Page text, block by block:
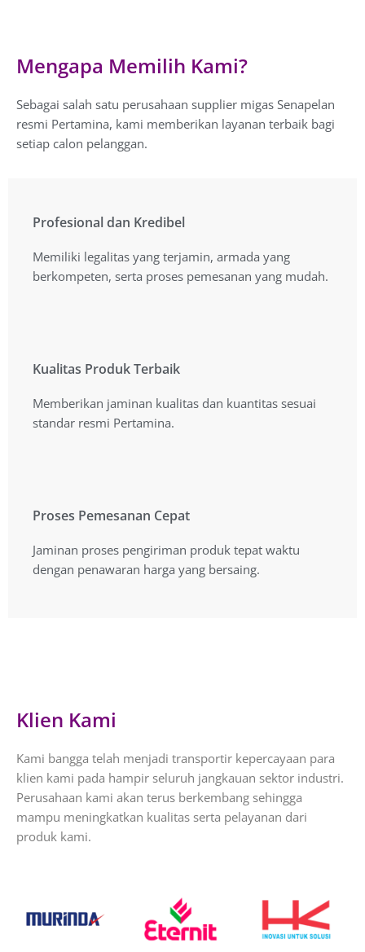
Mengapa Memilih Kami?
Sebagai salah satu perusahaan supplier migas Senapelan
resmi Pertamina, kami memberikan layanan terbaik bagi
setiap calon pelanggan.
Profesional dan Kredibel
Memiliki legalitas yang terjamin, armada yang
berkompeten, serta proses pemesanan yang mudah.
Profesional dan Kredibel
Memiliki legalitas yang terjamin, armada yang
berkompeten, serta proses pemesanan yang mudah.
Kualitas Produk Terbaik
Memberikan jaminan kualitas dan kuantitas sesuai
standar resmi Pertamina.
Kualitas Produk Terbaik
Memberikan jaminan kualitas dan kuantitas sesuai
standart resmi Pertamina.
Proses Pemesanan Cepat
Jaminan proses pengiriman produk tepat waktu
dengan penawaran harga yang bersaing.
Proses Pemesanan Cepat
Jaminan proses pengiriman produk tepat waktu
dengan penawaran harga yang bersaing.
Klien Kami
Kami bangga telah menjadi transportir kepercayaan para
klien kami pada hampir seluruh jangkauan sektor industri.
Perusahaan kami akan terus berkembang sehingga
mampu meningkatkan kualitas serta pelayanan dari
produk kami.